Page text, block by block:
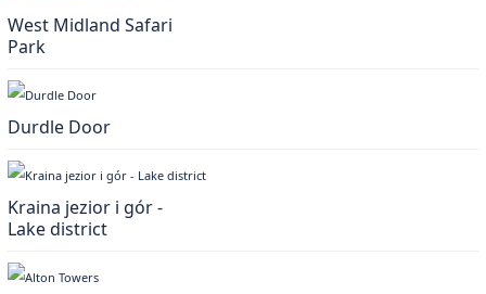
West Midland Safari
Park
Durdle Door
Kraina jezior i gór -
Lake district